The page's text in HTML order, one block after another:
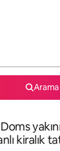
Arama
kiralık